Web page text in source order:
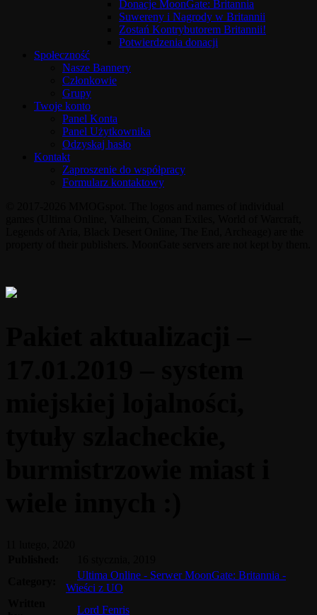
Donacje MoonGate: Britannia
Suwereny i Nagrody w Britannii
Zostań Kontrybutorem Britannii!
Potwierdzenia donacji
Społeczność
Nasze Bannery
Członkowie
Grupy
Twoje konto
Panel Konta
Panel Użytkownika
Odzyskaj hasło
Kontakt
Zaproszenie do współpracy
Formularz kontaktowy
Ultima Online - Serwer MoonGate: Britannia -
Wieści z UO
Lord Fenris